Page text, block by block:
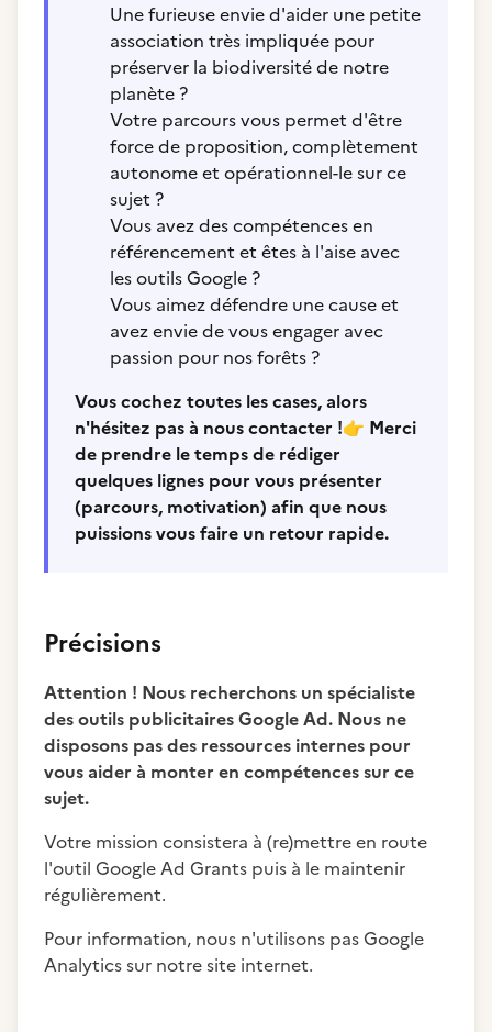
Une furieuse envie d'aider une petite
association très impliquée pour
préserver la biodiversité de notre
planète ?
Votre parcours vous permet d'être
force de proposition, complètement
autonome et opérationnel-le sur ce
sujet ?
Vous avez des compétences en
référencement et êtes à l'aise avec
les outils Google ?
Vous aimez défendre une cause et
avez envie de vous engager avec
passion pour nos forêts ?
Vous cochez toutes les cases, alors
n'hésitez pas à nous contacter !👉 Merci
de prendre le temps de rédiger
quelques lignes pour vous présenter
(parcours, motivation) afin que nous
puissions vous faire un retour rapide.
Précisions
Attention ! Nous recherchons un spécialiste
des outils publicitaires Google Ad. Nous ne
disposons pas des ressources internes pour
vous aider à monter en compétences sur ce
sujet.
Votre mission consistera à (re)mettre en route
l'outil Google Ad Grants puis à le maintenir
régulièrement.
Pour information, nous n'utilisons pas Google
Analytics sur notre site internet.